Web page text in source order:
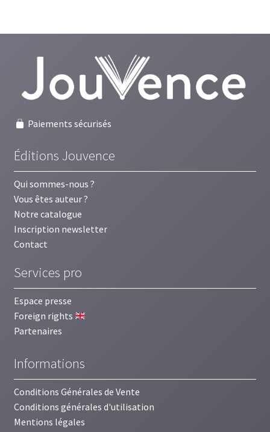
Paiements sécurisés
Éditions Jouvence
Qui sommes-nous ?
Vous êtes auteur ?
Notre catalogue
Inscription newsletter
Contact
Services pro
Espace presse
Foreign rights
Partenaires
Informations
Conditions Générales de Vente
Conditions générales d'utilisation
Mentions légales